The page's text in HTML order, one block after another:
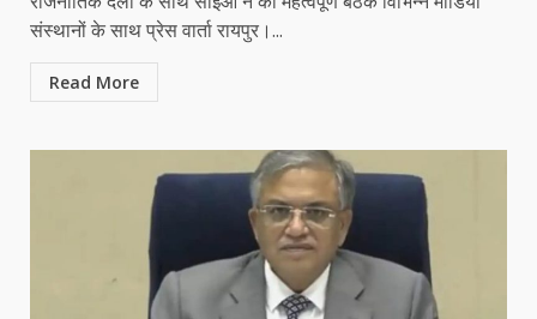
संस्थानों के साथ प्रेस वार्ता रायपुर।...
Read More
4
DKSZC सदस्य पापा राव ने 17 माओवादियों
मध्यप्रदेश को अस्मिता वेस्ट जोन हॉकी लीग
सब जूनियर बालिका वर्ग का खिताब
March 24, 2026